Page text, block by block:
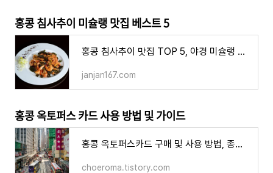
홍콩 침사추이 미슐랭 맛집 베스트 5
홍콩 침사추이 맛집 TOP 5, 야경 미슐랭 스타 고급 다이닝 호텔 레스토랑
janjan167.com
홍콩 옥토퍼스 카드 사용 방법 및 가이드
홍콩 옥토퍼스카드 구매 및 사용 방법, 종류 가격 사용처 충전팁 주의사항
choeroma.tistory.com